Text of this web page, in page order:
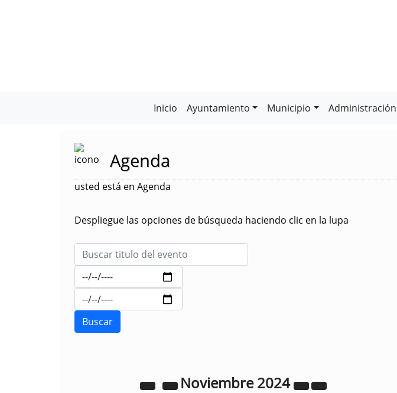
Inicio Ayuntamiento Municipio Administración
Agenda
usted está en Agenda
Despliegue las opciones de búsqueda haciendo clic en la lupa
Noviembre2024